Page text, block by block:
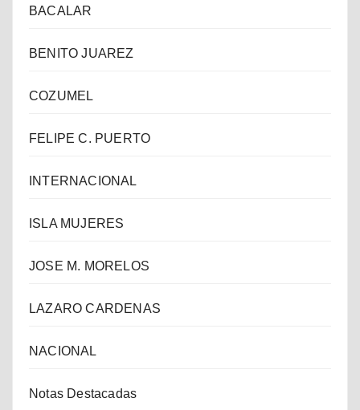
BACALAR
BENITO JUAREZ
COZUMEL
FELIPE C. PUERTO
INTERNACIONAL
ISLA MUJERES
JOSE M. MORELOS
LAZARO CARDENAS
NACIONAL
Notas Destacadas